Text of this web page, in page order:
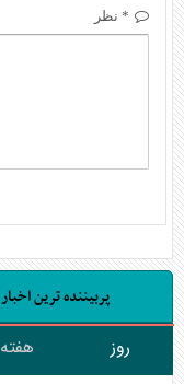
* نظر
پربیننده ترین اخبار
روز هفته